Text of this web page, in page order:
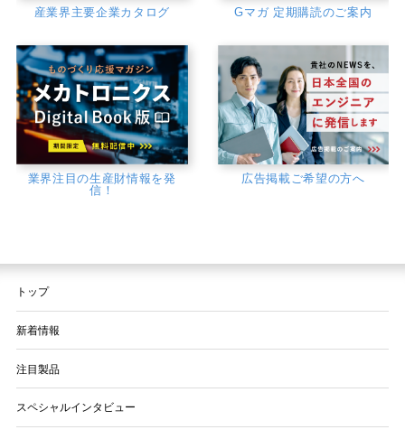
産業界主要企業カタログ Gマガ 定期購読のご案内
業界注目の生産財情報を発
信！
広告掲載ご希望の方へ
トップ
新着情報
注目製品
スペシャルインタビュー